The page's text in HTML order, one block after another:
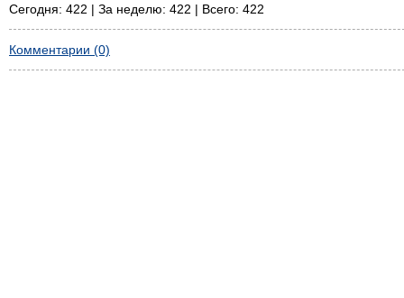
Сегодня: 422 | За неделю: 422 | Всего: 422
Комментарии (0)